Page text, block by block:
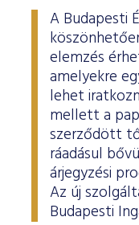
A Budapesti
elemzés
amelyekre
lehet
mellett a
szerződött
ráadásul
árjegyzési
Az új
Budapesti